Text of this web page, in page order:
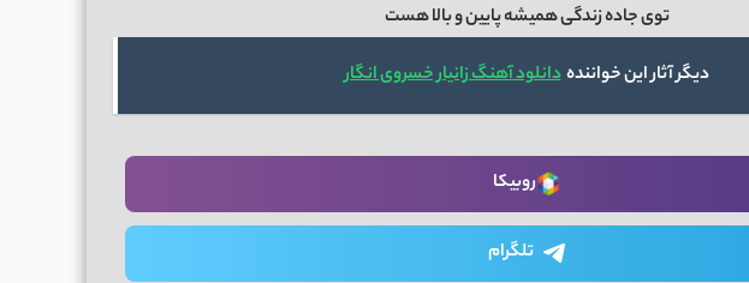
توی جاده زندگی همیشه پایین و بالا هست
دیگر آثار این خوانندهدانلود آهنگ زانیار خسروی انگار
روبیکا
تلگرام